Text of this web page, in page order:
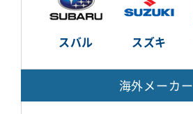
スバル スズキ
海外メーカー